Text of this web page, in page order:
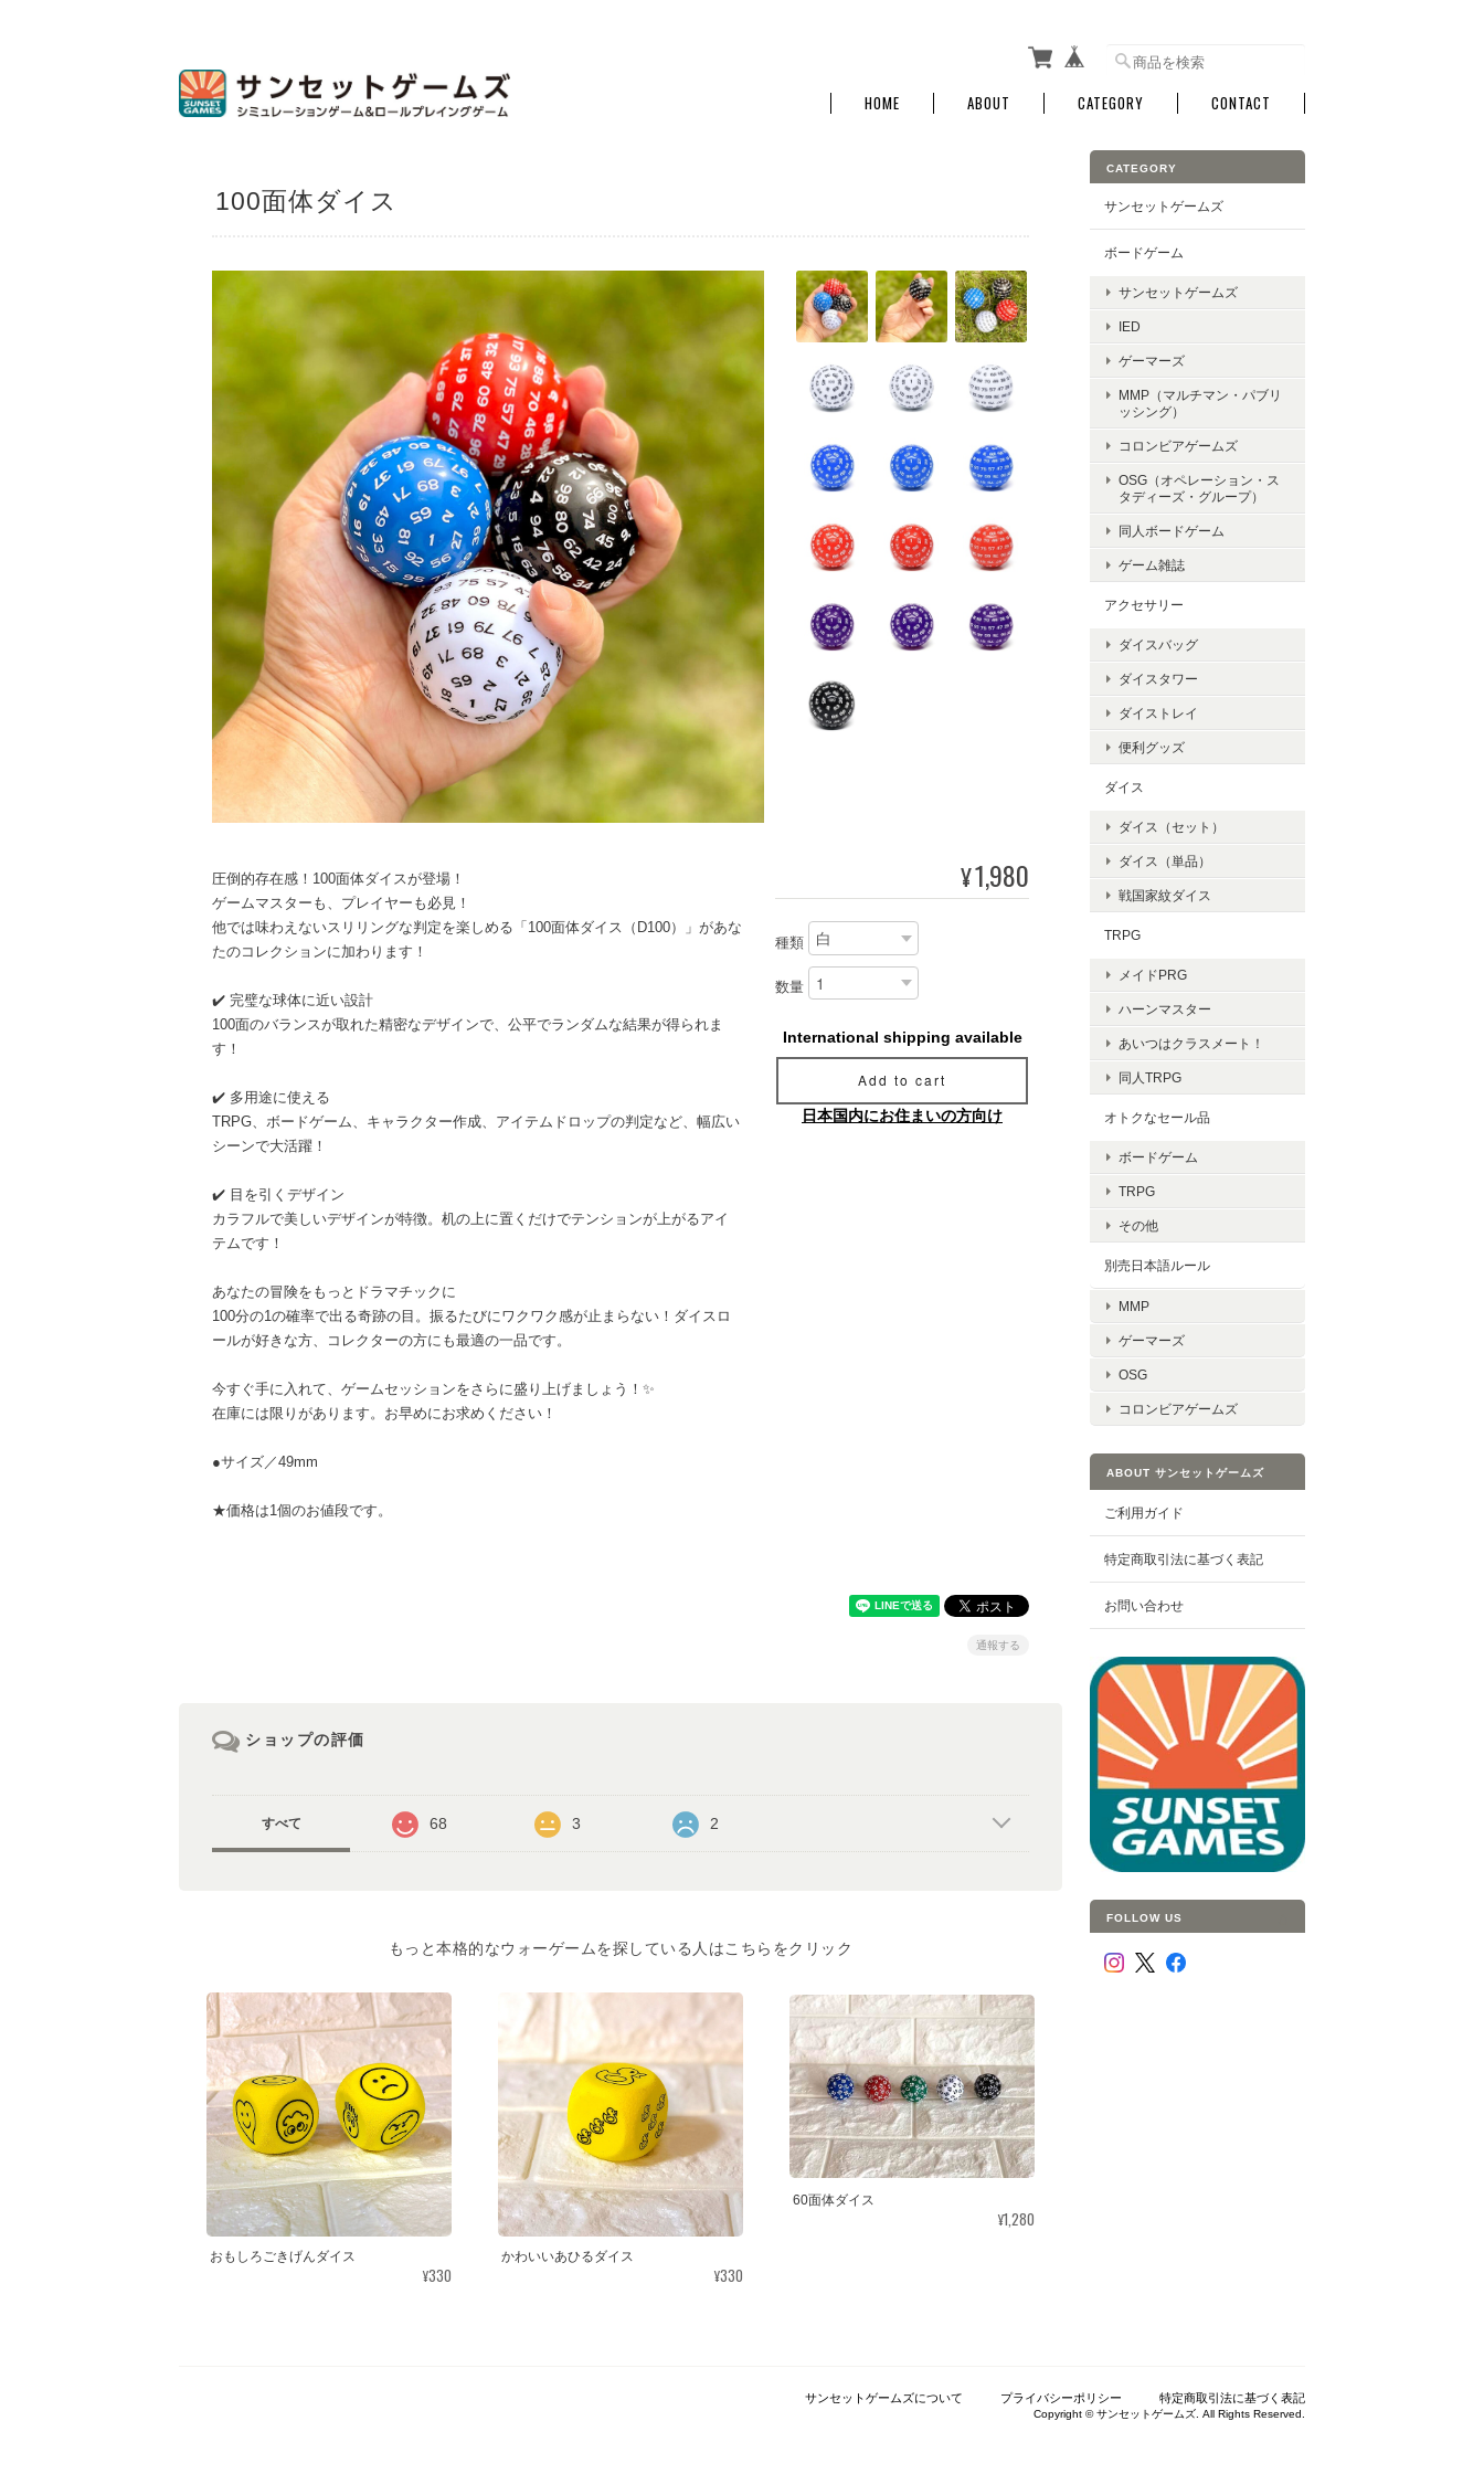
HOME ABOUT CATEGORY CONTACT
100面体ダイス
圧倒的存在感！100面体ダイスが登場！
ゲームマスターも、プレイヤーも必見！
他では味わえないスリリングな判定を楽しめる「100面体ダイス（D100）」があな
たのコレクションに加わります！
✔️ 完璧な球体に近い設計
100面のバランスが取れた精密なデザインで、公平でランダムな結果が得られま
す！
✔️ 多用途に使える
TRPG、ボードゲーム、キャラクター作成、アイテムドロップの判定など、幅広い
シーンで大活躍！
✔️ 目を引くデザイン
カラフルで美しいデザインが特徴。机の上に置くだけでテンションが上がるアイ
テムです！
あなたの冒険をもっとドラマチックに
100分の1の確率で出る奇跡の目。振るたびにワクワク感が止まらない！ダイスロ
ールが好きな方、コレクターの方にも最適の一品です。
今すぐ手に入れて、ゲームセッションをさらに盛り上げましょう！✨
在庫には限りがあります。お早めにお求めください！
●サイズ／49mm
★価格は1個のお値段です。
¥1,980
種類
数量
International shipping available
Add to cart
日本国内にお住まいの方向け
通報する
ショップの評価
すべて 68 3 2
もっと本格的なウォーゲームを探している人はこちらをクリック
おもしろごきげんダイス
¥330
かわいいあひるダイス
¥330
60面体ダイス
¥1,280
CATEGORY
サンセットゲームズ
ボードゲーム
サンセットゲームズ
IED
ゲーマーズ
MMP（マルチマン・パブリ
ッシング）
コロンビアゲームズ
OSG（オペレーション・ス
タディーズ・グループ）
同人ボードゲーム
ゲーム雑誌
アクセサリー
ダイスバッグ
ダイスタワー
ダイストレイ
便利グッズ
ダイス
ダイス（セット）
ダイス（単品）
戦国家紋ダイス
TRPG
メイドPRG
ハーンマスター
あいつはクラスメート！
同人TRPG
オトクなセール品
ボードゲーム
TRPG
その他
別売日本語ルール
MMP
ゲーマーズ
OSG
コロンビアゲームズ
ABOUT サンセットゲームズ
ご利用ガイド
特定商取引法に基づく表記
お問い合わせ
FOLLOW US
サンセットゲームズについて プライバシーポリシー 特定商取引法に基づく表記
Copyright © サンセットゲームズ. All Rights Reserved.